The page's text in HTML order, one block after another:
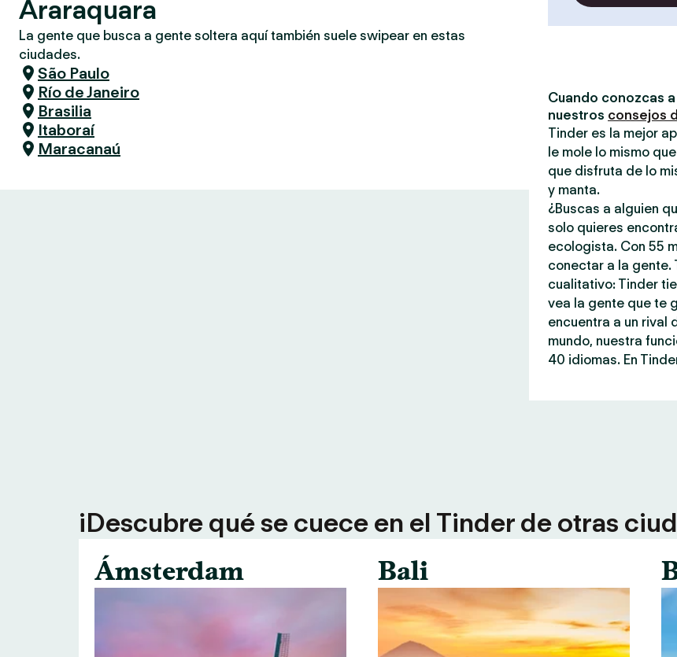
Araraquara
La gente que busca a gente soltera aquí también suele swipear en estas
ciudades.
São Paulo
Río de Janeiro
Brasilia
Itaboraí
Maracanaú
Cuando conozcas
nuestros consejos
Tinder es la mejor
le mole lo mismo
que disfruta de lo
y manta.
¿Buscas a alguien
solo quieres
ecologista. Con 55
conectar a la gente.
cualitativo: Tinder
vea la gente que te
encuentra a un rival
mundo, nuestra
40 idiomas. En
¡Descubre qué se cuece en el Tinder de otras
Ámsterdam
Bali